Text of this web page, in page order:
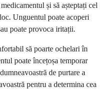
și să așteptați cel
Unguentul poate acoperi
poate provoca iritații.
să poarte ochelari în
poate încețoșa temporar
de purtare a
pentru a determina cea